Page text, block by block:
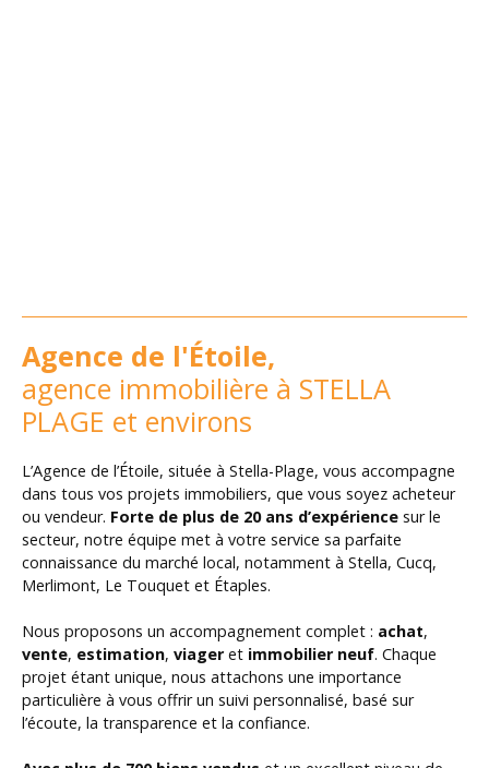
Agence de l'Étoile,
agence immobilière à STELLA
PLAGE et environs
L’Agence de l’Étoile, située à Stella-Plage, vous accompagne
dans tous vos projets immobiliers, que vous soyez acheteur
ou vendeur. Forte de plus de 20 ans d’expérience sur le
secteur, notre équipe met à votre service sa parfaite
connaissance du marché local, notamment à Stella, Cucq,
Merlimont, Le Touquet et Étaples.
Nous proposons un accompagnement complet : achat,
vente, estimation, viageret immobilier neuf. Chaque
projet étant unique, nous attachons une importance
particulière à vous offrir un suivi personnalisé, basé sur
l’écoute, la transparence et la confiance.